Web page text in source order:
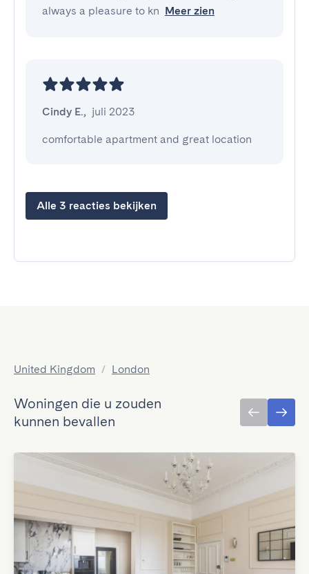
always a pleasure to kn Meer zien
Cindy E., juli 2023
comfortable apartment and great location
Alle 3 reacties bekijken
United Kingdom / London
Woningen die u zouden
kunnen bevallen